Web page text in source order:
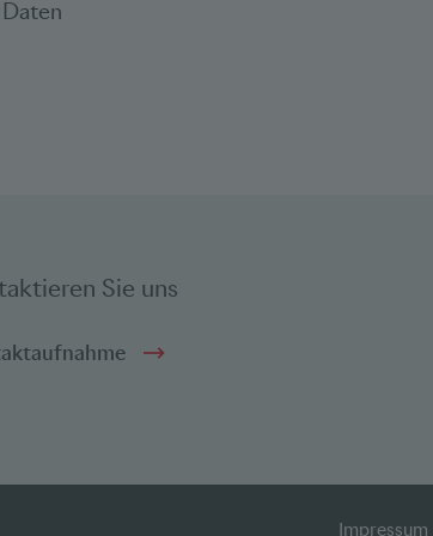
Sie uns
Impressum